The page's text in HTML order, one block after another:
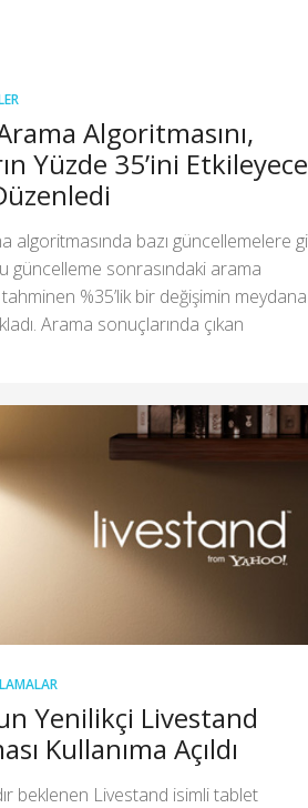
Algoritmasını,
Yüzde 35’ini
algoritmasında bazı güncellemelere
güncelleme sonrasındaki arama
%35’lik bir değişimin meydana
Arama sonuçlarında çıkan
Yenilikçi Livestand
Kullanıma Açıldı
beklenen Livestand isimli tablet